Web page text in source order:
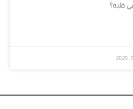
قلبه؟